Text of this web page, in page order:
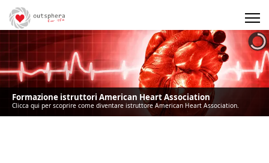
Formazione istruttori American Heart Association
Clicca qui per scoprire come diventare istruttore American Heart Association.